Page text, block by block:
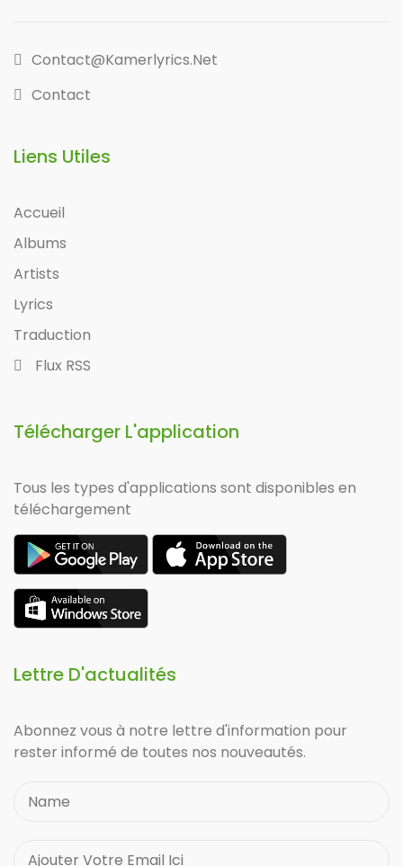
Contact@kamerlyrics.net
Contact
Liens Utiles
Accueil
Albums
Artists
Lyrics
Traduction
Flux RSS
Télécharger L'application
Tous les types d'applications sont disponibles en
téléchargement
Lettre D'actualités
Abonnez vous à notre lettre d'information pour
rester informé de toutes nos nouveautés.